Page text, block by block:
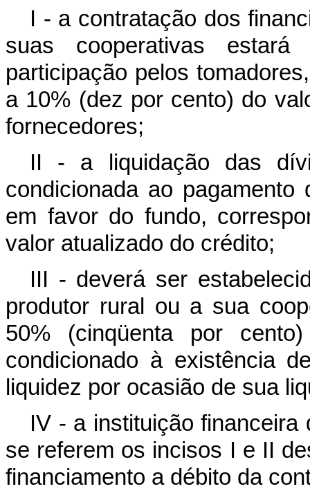
I - a contratação dos
suas cooperativas
participação pelos
a 10% (dez por cento) do
fornecedores;
II - a liquidação das
condicionada ao pagamento
em favor do fundo,
valor atualizado do crédito;
III - deverá ser
produtor rural ou a sua
50% (cinqüenta por
condicionado à existência
liquidez por ocasião de sua
IV - a instituição
se referem os incisos I e II
financiamento a débito da